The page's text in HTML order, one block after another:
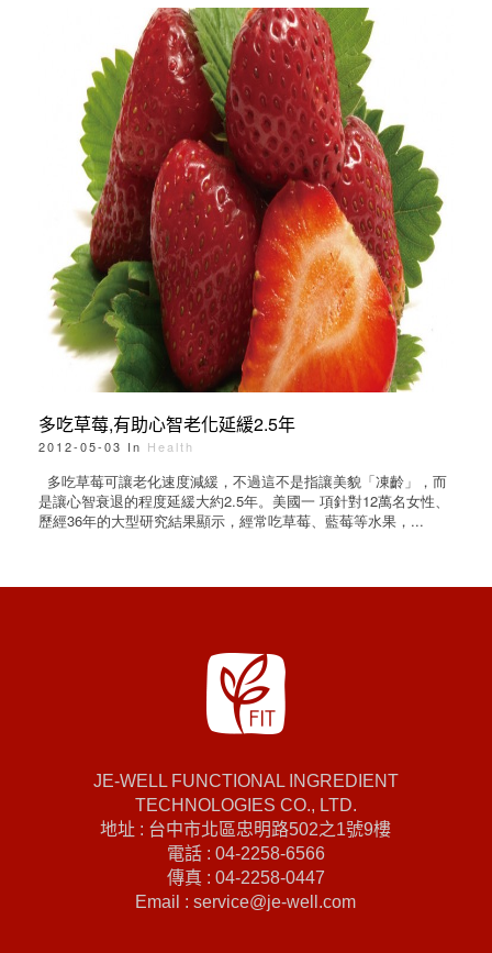
多吃草莓,有助心智老化延緩2.5年
2012-05-03 In Health
多吃草莓可讓老化速度減緩，不過這不是指讓美貌「凍齡」，而
是讓心智衰退的程度延緩大約2.5年。美國一 項針對12萬名女性、
歷經36年的大型研究結果顯示，經常吃草莓、藍莓等水果，...
JE-WELL FUNCTIONAL INGREDIENT
TECHNOLOGIES CO., LTD.
地址 : 台中市北區忠明路502之1號9樓
電話 : 04-2258-6566
傳真 : 04-2258-0447
Email : service@je-well.com